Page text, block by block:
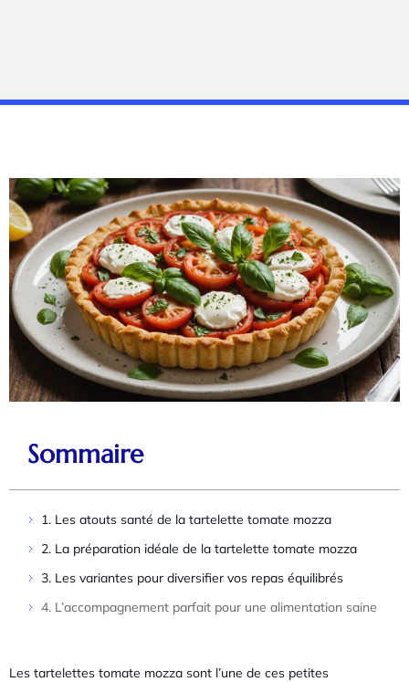
Sommaire
1. Les atouts santé de la tartelette tomate mozza
2. La préparation idéale de la tartelette tomate mozza
3. Les variantes pour diversifier vos repas équilibrés
4. L’accompagnement parfait pour une alimentation saine
Les tartelettes tomate mozza sont l’une de ces petites